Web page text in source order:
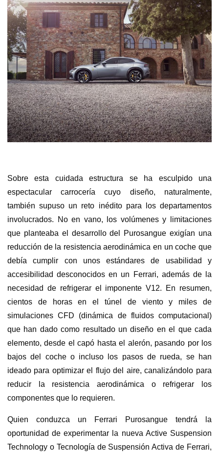
Sobre esta cuidada estructura se ha esculpido una
espectacular carrocería cuyo diseño, naturalmente,
también supuso un reto inédito para los departamentos
involucrados. No en vano, los volúmenes y limitaciones
que planteaba el desarrollo del Purosangue exigían una
reducción de la resistencia aerodinámica en un coche que
debía cumplir con unos estándares de usabilidad y
accesibilidad desconocidos en un Ferrari, además de la
necesidad de refrigerar el imponente V12. En resumen,
cientos de horas en el túnel de viento y miles de
simulaciones CFD (dinámica de fluidos computacional)
que han dado como resultado un diseño en el que cada
elemento, desde el capó hasta el alerón, pasando por los
bajos del coche o incluso los pasos de rueda, se han
ideado para optimizar el flujo del aire, canalizándolo para
reducir la resistencia aerodinámica o refrigerar los
componentes que lo requieren.
Quien conduzca un Ferrari Purosangue tendrá la
oportunidad de experimentar la nueva Active Suspension
Technology o Tecnología de Suspensión Activa de Ferrari,